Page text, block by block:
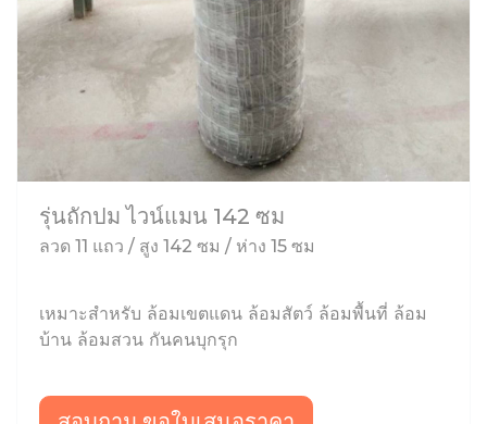
รุ่นถักปม ไวน์แมน 142 ซม
ลวด 11 แถว / สูง 142 ซม / ห่าง 15 ซม
เหมาะสำหรับ ล้อมเขตแดน ล้อมสัตว์ ล้อมพื้นที่ ล้อม
บ้าน ล้อมสวน กันคนบุกรุก